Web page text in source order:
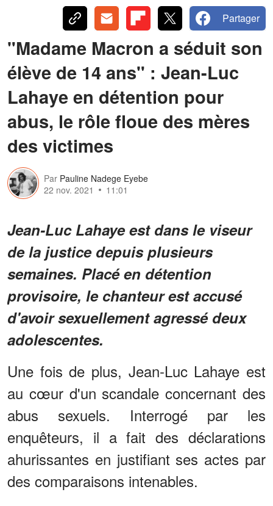
Partager
"Madame Macron a séduit son
élève de 14 ans" : Jean-Luc
Lahaye en détention pour
abus, le rôle floue des mères
des victimes
Par Pauline Nadege Eyebe
22 nov. 2021
11:01
Jean-Luc Lahaye est dans le viseur
de la justice depuis plusieurs
semaines. Placé en détention
provisoire, le chanteur est accusé
d'avoir sexuellement agressé deux
adolescentes.
Une fois de plus, Jean-Luc Lahaye est
au cœur d'un scandale concernant des
abus sexuels. Interrogé par les
enquêteurs, il a fait des déclarations
ahurissantes en justifiant ses actes par
des comparaisons intenables.